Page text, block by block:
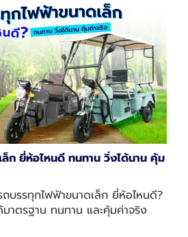
ก ยี่ห้อไหนดี ทนทาน วิ่งได้นาน คุ้ม
ถบรรทุกไฟฟ้าขนาดเล็ก ยี่ห้อไหนดี?
าตรฐาน ทนทาน และคุ้มค่าจริง